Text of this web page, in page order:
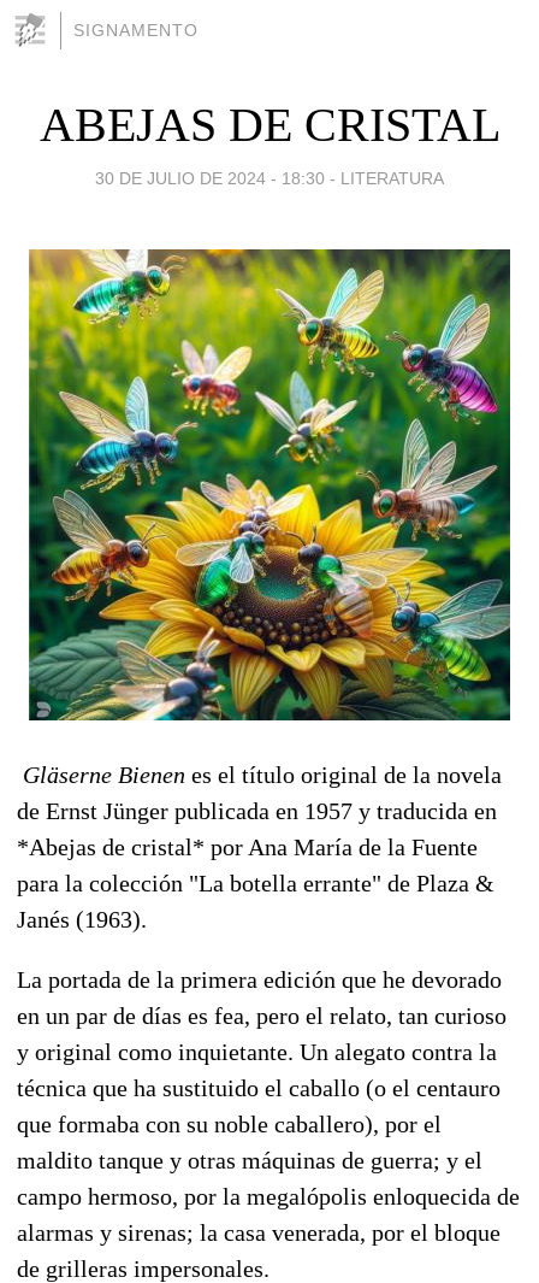
SIGNAMENTO
ABEJAS DE CRISTAL
30 DE JULIO DE 2024 - 18:30 - LITERATURA
Gläserne Bienen es el título original de la novela
de Ernst Jünger publicada en 1957 y traducida en
*Abejas de cristal* por Ana María de la Fuente
para la colección "La botella errante" de Plaza &
Janés (1963).
La portada de la primera edición que he devorado
en un par de días es fea, pero el relato, tan curioso
y original como inquietante. Un alegato contra la
técnica que ha sustituido el caballo (o el centauro
que formaba con su noble caballero), por el
maldito tanque y otras máquinas de guerra; y el
campo hermoso, por la megalópolis enloquecida de
alarmas y sirenas; la casa venerada, por el bloque
de grilleras impersonales.